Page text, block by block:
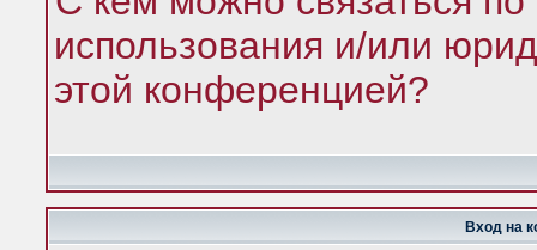
использования и/или
этой конференцией?
Вход на